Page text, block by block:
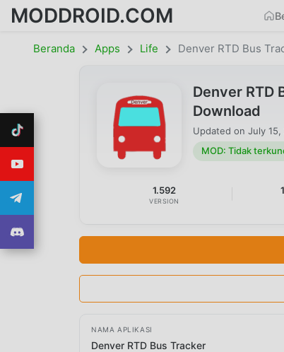
MODDROID.COM
Beranda Apps Life Denver RTD Bus
Denver RTD
Download
Updated on July 15,
MOD: Tidak
1.592
VERSION
NAMA APLIKASI
Denver RTD Bus Tracker